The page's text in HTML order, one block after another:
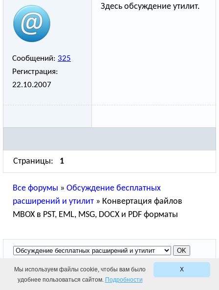
Сообщений: 325
Регистрация:
22.10.2007
Здесь обсуждение утилит.
Страницы: 1
Все форумы »Обсуждение бесплатных
расширений и утилит » Конвертация файлов
MBOX в PST, EML, MSG, DOCX и PDF форматы
© 2010-2026 Relief Software. Все права защищены.
X
Мы используем файлы cookie, чтобы вам было
удобнее пользоваться сайтом. Подробности